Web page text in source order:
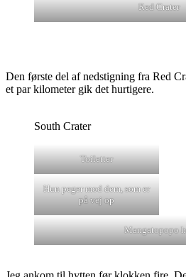
Red Crater
Den første del af nedstigning fra Red
et par kilometer gik det hurtigere.
South Crater
Toiletter
Hun peger mod dem, som er
på vej op
Mangatopopo